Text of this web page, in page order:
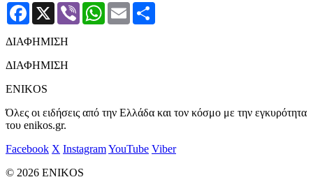
Facebook
X Viber WhatsApp
Email
ΔΙΑΦΗΜΙΣΗ
ΔΙΑΦΗΜΙΣΗ
ENIKOS
Όλες οι ειδήσεις από την Ελλάδα και τον κόσμο με την εγκυρότητα
του enikos.gr.
Facebook X InstagramYouTube Viber
© 2026 ENIKOS